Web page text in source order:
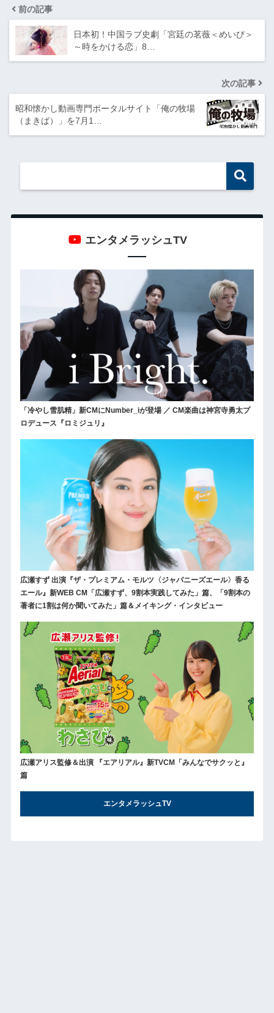
前の記事
日本初！中国ラブ史劇「宮廷の茗薇＜めいび＞
～時をかける恋」8…
次の記事
昭和懐かし動画専門ポータルサイト「俺の牧場
（まきば）」を7月1…
エンタメラッシュTV
「冷やし雪肌精」新CMにNumber_iが登場 ／ CM楽曲は神宮寺勇太プ
ロデュース『ロミジュリ』
広瀬すず 出演『ザ・プレミアム・モルツ〈ジャパニーズエール〉香る
エール』新WEB CM「広瀬すず、9割本実践してみた」篇、「9割本の
著者に1割は何か聞いてみた」篇＆メイキング・インタビュー
広瀬アリス監修＆出演 『エアリアル』新TVCM「みんなでサクッと』
篇
エンタメラッシュTV